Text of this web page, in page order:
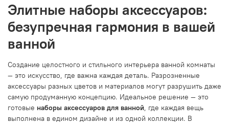
Элитные наборы аксессуаров:
безупречная гармония в вашей
ванной
Создание целостного и стильного интерьера ванной комнаты
— это искусство, где важна каждая деталь. Разрозненные
аксессуары разных цветов и материалов могут разрушить даже
самую продуманную концепцию. Идеальное решение — это
готовые наборы аксессуаров для ванной, где каждая вещь
выполнена в едином дизайне и из одной коллекции. В